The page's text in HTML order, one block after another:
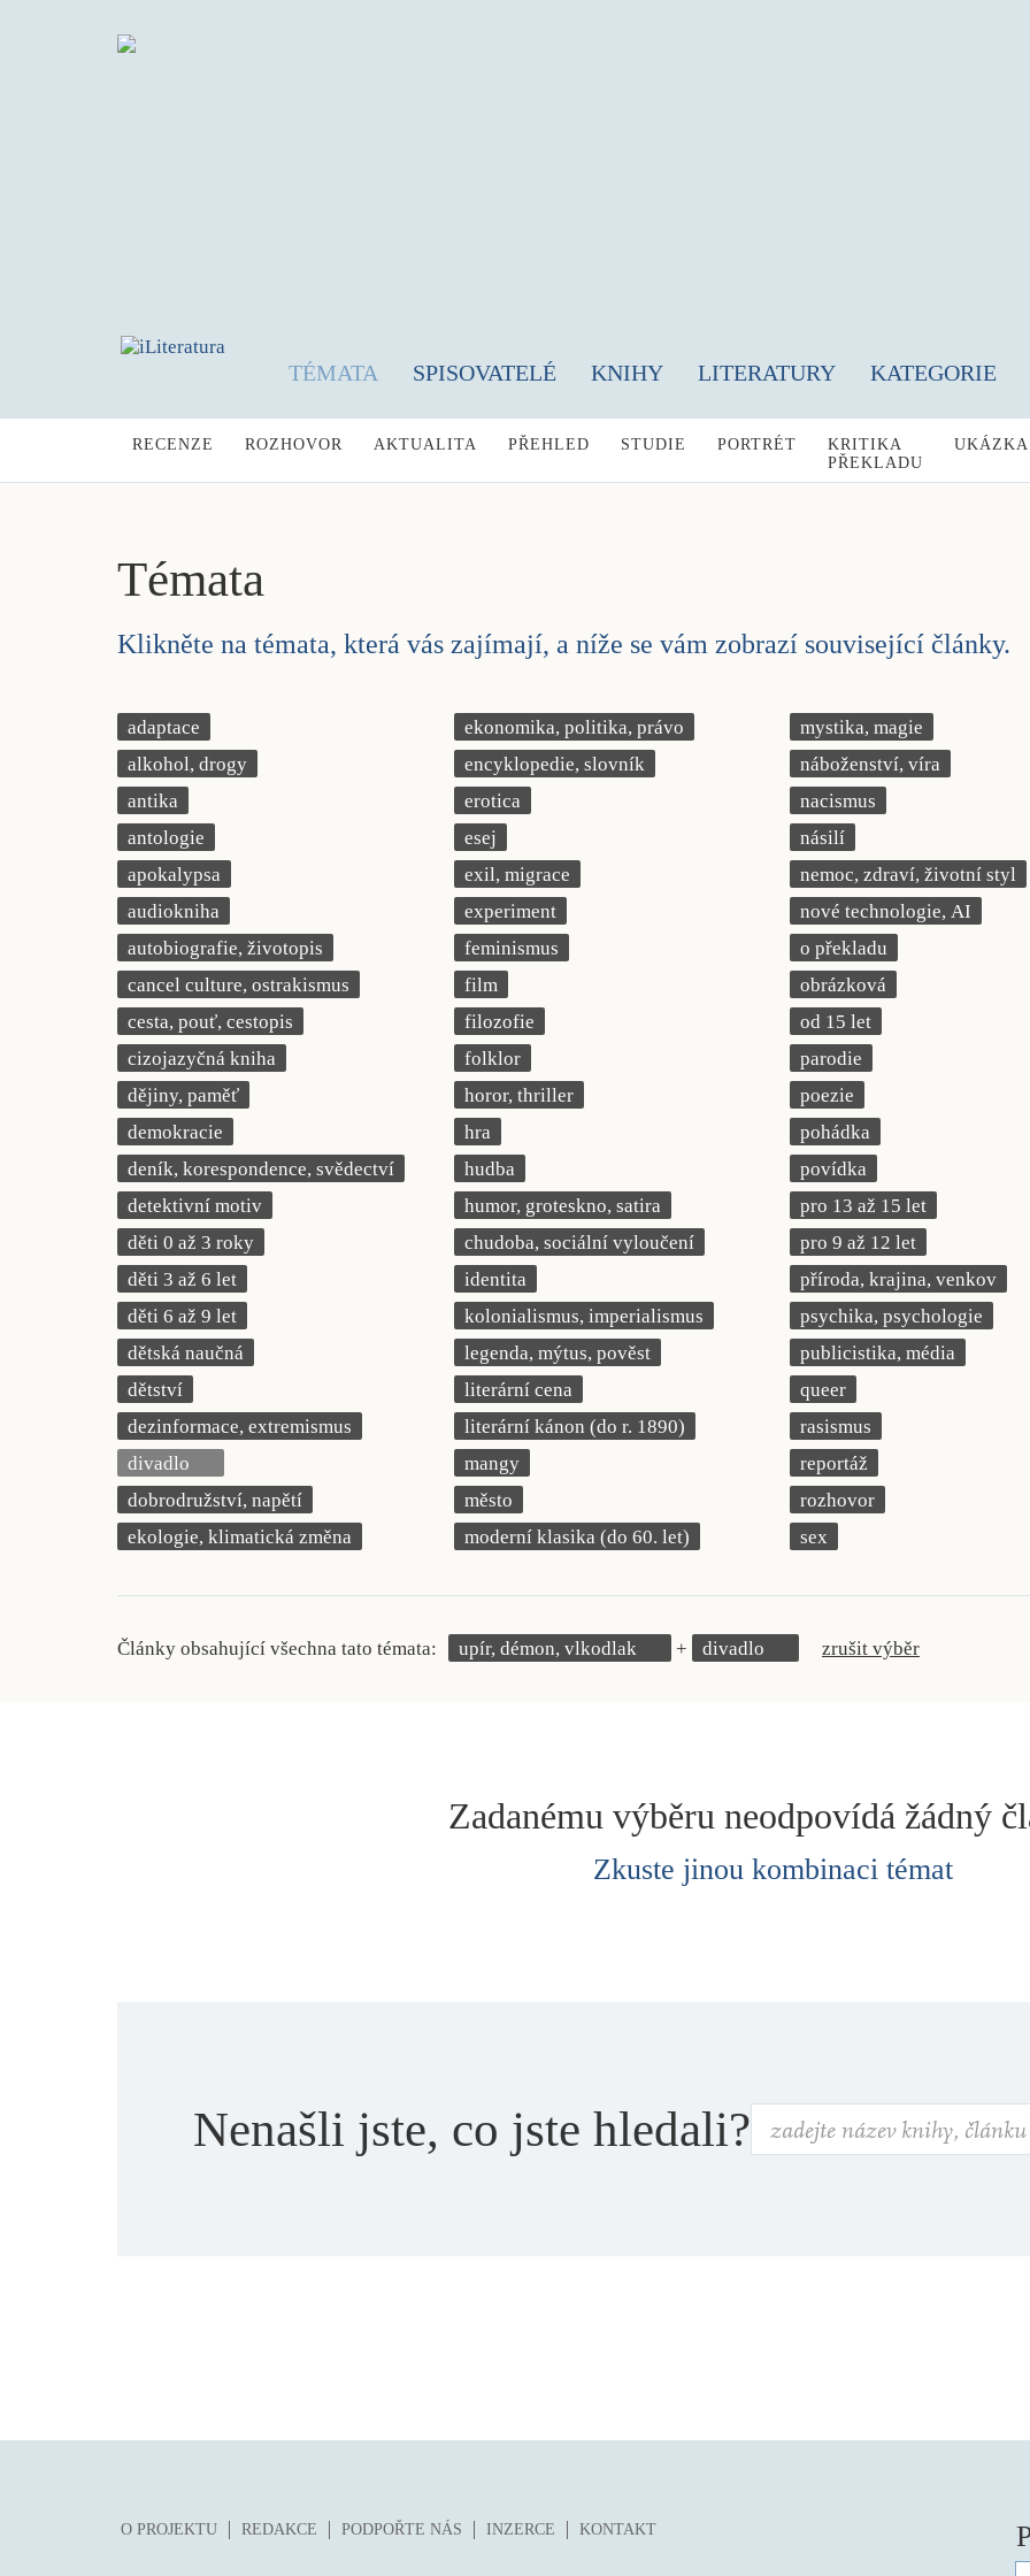
TÉMATA SPISOVATELÉ KNIHY LITERATURY KATEGORIE
RECENZE ROZHOVOR AKTUALITA PŘEHLED STUDIE PORTRÉT
KRITIKA
PŘEKLADU
UKÁZKA
Témata
Klikněte na témata, která vás zajímají, a níže se vám zobrazí související články.
adaptace
alkohol, drogy
antika
antologie
apokalypsa
audiokniha
autobiografie, životopis
cancel culture, ostrakismus
cesta, pouť, cestopis
cizojazyčná kniha
dějiny, paměť
demokracie
deník, korespondence, svědectví
detektivní motiv
děti 0 až 3 roky
děti 3 až 6 let
děti 6 až 9 let
dětská naučná
dětství
dezinformace, extremismus
divadlo
dobrodružství, napětí
ekologie, klimatická změna
ekonomika, politika, právo
encyklopedie, slovník
erotica
esej
exil, migrace
experiment
feminismus
film
filozofie
folklor
horor, thriller
hra
hudba
humor, groteskno, satira
chudoba, sociální vyloučení
identita
kolonialismus, imperialismus
legenda, mýtus, pověst
literární cena
literární kánon (do r. 1890)
mangy
město
moderní klasika (do 60. let)
mystika, magie
náboženství, víra
nacismus
násilí
nemoc, zdraví, životní styl
nové technologie, AI
o překladu
obrázková
od 15 let
parodie
poezie
pohádka
povídka
pro 13 až 15 let
pro 9 až 12 let
příroda, krajina, venkov
psychika, psychologie
publicistika, média
queer
rasismus
reportáž
rozhovor
sex
Články obsahující všechna tato témata: upír, démon, vlkodlak divadlo zrušit výběr
Zadanému výběru neodpovídá žádný
Zkuste jinou kombinaci témat
Nenašli jste, co jste hledali?
O PROJEKTU REDAKCE PODPOŘTE NÁS INZERCE KONTAKT